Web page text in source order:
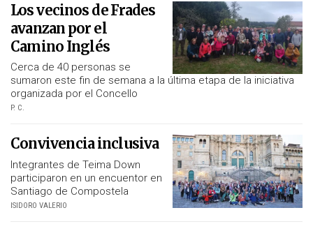
Los vecinos de Frades
avanzan por el
Camino Inglés
Cerca de 40 personas se
sumaron este fin de semana a la última etapa de la iniciativa
organizada por el Concello
P. C.
Convivencia inclusiva
Integrantes de Teima Down
participaron en un encuentor en
Santiago de Compostela
ISIDORO VALERIO